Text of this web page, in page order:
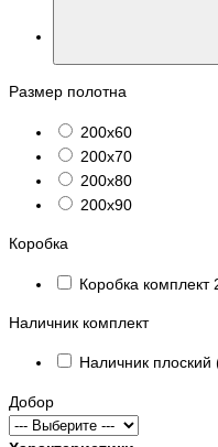
Размер полотна
200х60
200х70
200х80
200х90
Коробка
Коробка
Наличник комплект
Наличник
Добор